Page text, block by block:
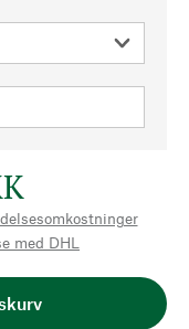
med DHL